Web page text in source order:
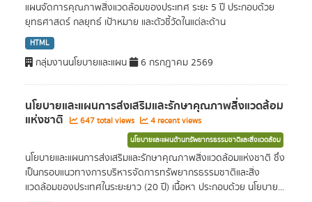
แผนจัดการคุณภาพสิ่งแวดล้อมของประเทศ ระยะ 5 ปี ประกอบด้วย
ยุทธศาสตร์ กลยุทธ์ เป้าหมาย และตัวชี้วัดในแต่ละด้าน
HTML
กลุ่มงานนโยบายและแผน 6 กรกฎาคม 2569
นโยบายและแผนการส่งเสริมและรักษาคุณภาพสิ่งแวดล้อม
แห่งชาติ 647 total views 4 recent views
นโยบายและแผนด้านทรัพยากรธรรมชาติและสิ่งแวดล้อม
นโยบายและแผนการส่งเสริมและรักษาคุณภาพสิ่งแวดล้อมแห่งชาติ ซึ่ง
เป็นกรอบแนวทางการบริหารจัดการทรัพยากรธรรมชาติและสิ่ง
แวดล้อมของประเทศในระยะยาว (20 ปี) เนืื้อหา ประกอบด้วย นโยบาย...